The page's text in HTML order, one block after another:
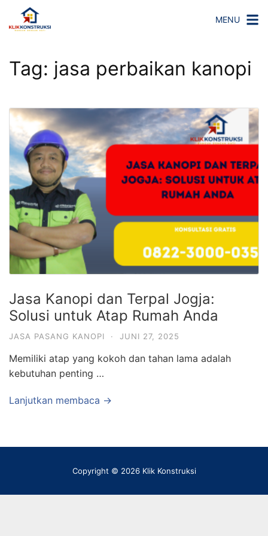
Langsung
MENU
Tag: jasa perbaikan kanopi
Jasa Kanopi dan Terpal Jogja:
Solusi untuk Atap Rumah Anda
JASA PASANG KANOPI · JUNI 27, 2025
Memiliki atap yang kokoh dan tahan lama adalah
kebutuhan penting …
Lanjutkan membaca →
Copyright © 2026 Klik Konstruksi